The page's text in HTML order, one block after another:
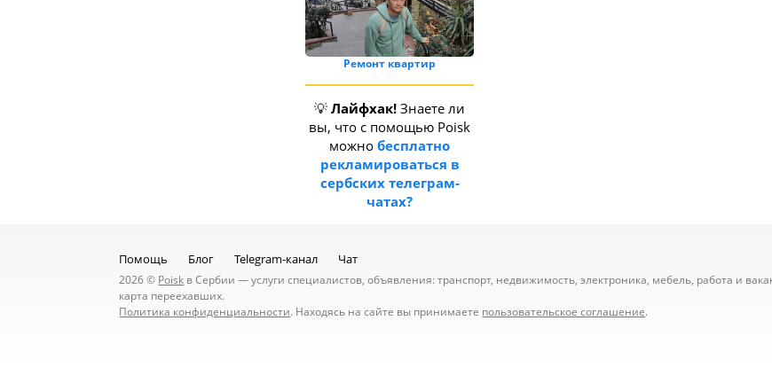
Ремонт квартир
💡Лайфхак! Знаете ли
вы, что с помощью Poisk
можнобесплатно
рекламироваться в
сербских телеграм-
чатах?
Помощь Блог Telegram-канал Чат
2026 © Poisk в Сербии — услуги специалистов, объявления: транспорт, недвижимость, электроника, мебель, работа и
карта переехавших.
Политика конфиденциальности. Находясь на сайте вы принимаете пользовательское соглашение.